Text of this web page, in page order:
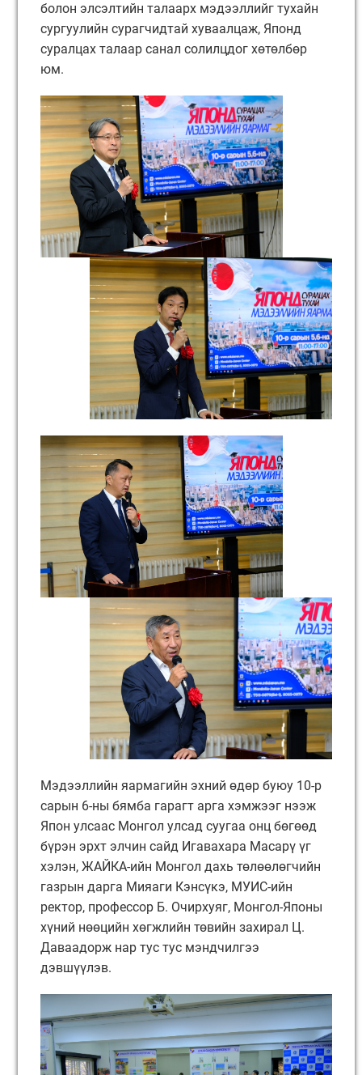
болон элсэлтийн талаарх мэдээллийг тухайн
сургуулийн сурагчидтай хуваалцаж, Японд
суралцах талаар санал солилцдог хөтөлбөр
юм.
Мэдээллийн яармагийн эхний өдөр буюу 10-р
сарын 6-ны бямба гарагт арга хэмжээг нээж
Япон улсаас Монгол улсад суугаа онц бөгөөд
бүрэн эрхт элчин сайд Игавахара Масарү үг
хэлэн, ЖАЙКА-ийн Монгол дахь төлөөлөгчийн
газрын дарга Мияаги Кэнсүкэ, МУИС-ийн
ректор, профессор Б. Очирхуяг, Монгол-Японы
хүний нөөцийн хөгжлийн төвийн захирал Ц.
Даваадорж нар тус тус мэндчилгээ
дэвшүүлэв.